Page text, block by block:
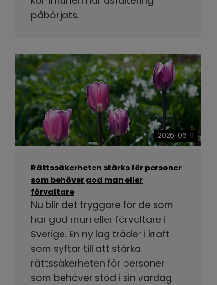
påbörjats.
2026-06-11
Rättssäkerheten stärks för personer
som behöver god man eller
förvaltare
Nu blir det tryggare för de som
har god man eller förvaltare i
Sverige. En ny lag träder i kraft
som syftar till att stärka
rättssäkerheten för personer
som behöver stöd i sin vardag